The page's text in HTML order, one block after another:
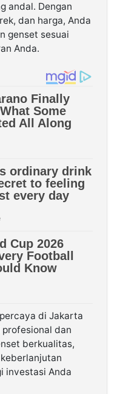
andal. Dengan
dan harga, Anda
genset sesuai
Anda.
di Jakarta
dan
berkualitas,
investasi Anda